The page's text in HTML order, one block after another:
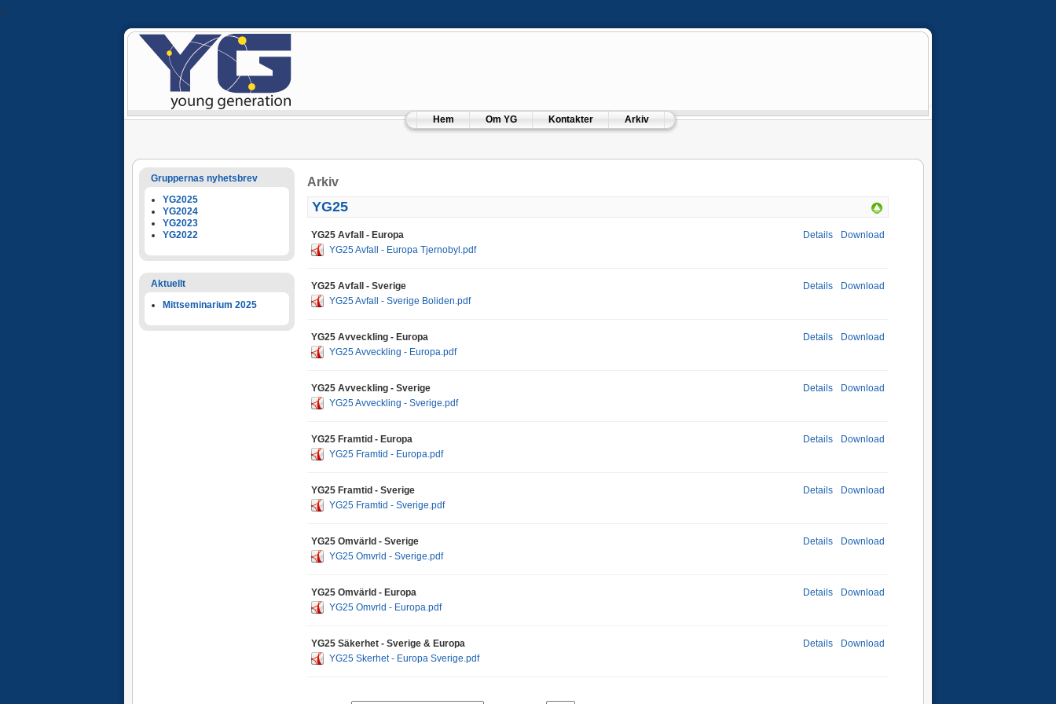
/>
Hem Om YG Kontakter Arkiv
Gruppernas nyhetsbrev
YG2025
YG2024
YG2023
YG2022
Aktuellt
Mittseminarium 2025
Arkiv
YG25
YG25 Avfall - Europa
YG25 Avfall - Europa Tjernobyl.pdf
Download
Details
YG25 Avfall - Sverige
YG25 Avfall - Sverige Boliden.pdf
Download
Details
YG25 Avveckling - Europa
YG25 Avveckling - Europa.pdf
Download
Details
YG25 Avveckling - Sverige
YG25 Avveckling - Sverige.pdf
Download
Details
YG25 Framtid - Europa
YG25 Framtid - Europa.pdf
Download
Details
YG25 Framtid - Sverige
YG25 Framtid - Sverige.pdf
Download
Details
YG25 Omvärld - Sverige
YG25 Omvrld - Sverige.pdf
Download
Details
YG25 Omvärld - Europa
YG25 Omvrld - Europa.pdf
Download
Details
YG25 Säkerhet - Sverige & Europa
YG25 Skerhet - Europa Sverige.pdf
Download
Details